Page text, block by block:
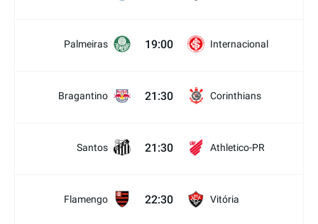
Palmeiras 19:00 Internacional
Bragantino 21:30 Corinthians
Santos 21:30 Athletico-PR
Flamengo 22:30 Vitória